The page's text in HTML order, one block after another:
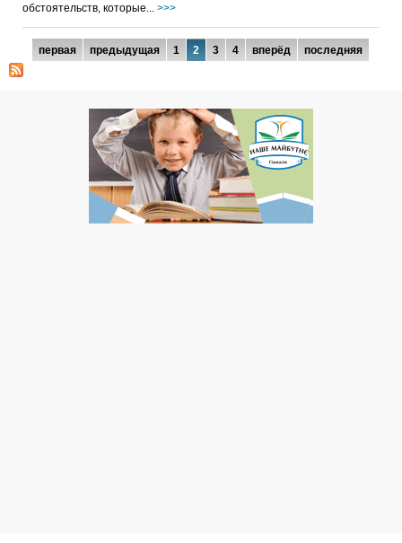
обстоятельств, которые... >>>
Страницы
первая предыдущая 1 2 3 4 вперёд последняя